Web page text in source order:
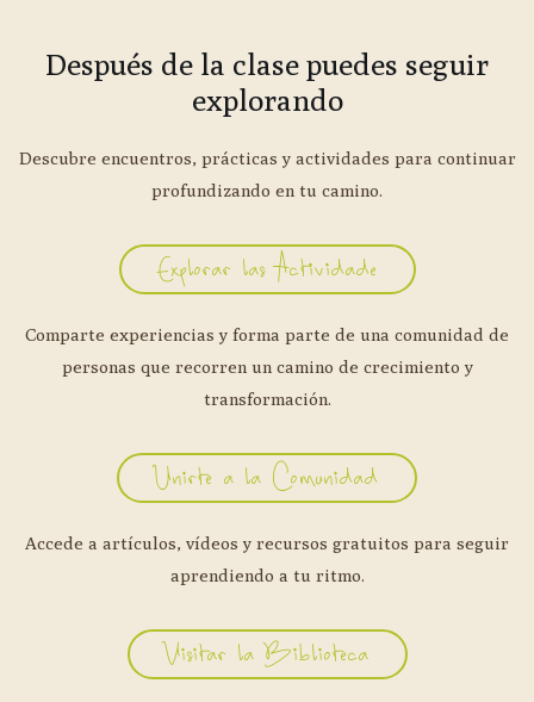
Después de la clase puedes seguir
explorando
Descubre encuentros, prácticas y actividades para continuar
profundizando en tu camino.
Explorar las Actividade
Comparte experiencias y forma parte de una comunidad de
personas que recorren un camino de crecimiento y
transformación.
Unirte a la Comunidad
Accede a artículos, vídeos y recursos gratuitos para seguir
aprendiendo a tu ritmo.
Visitar la Biblioteca